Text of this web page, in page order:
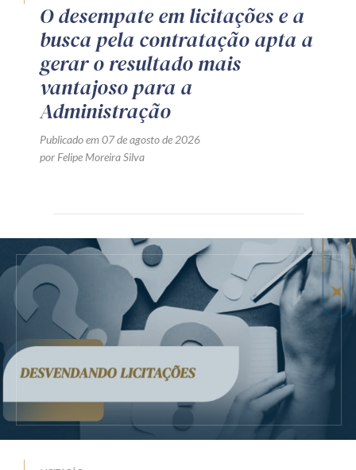
O desempate em licitações e a
busca pela contratação apta a
gerar o resultado mais
vantajoso para a
Administração
Publicado em 07 de agosto de 2026
por Felipe Moreira Silva